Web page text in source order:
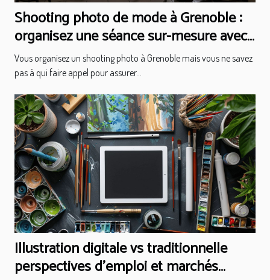
Shooting photo de mode à Grenoble :
organisez une séance sur-mesure avec
des pros !
Vous organisez un shooting photo à Grenoble mais vous ne savez
pas à qui faire appel pour assurer...
Illustration digitale vs traditionnelle
perspectives d'emploi et marchés